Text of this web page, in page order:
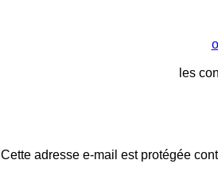
les
Cette adresse e-mail est protégée